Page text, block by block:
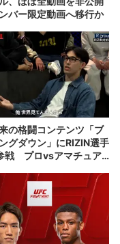
バー限定動画へ移行か
の格闘コンテンツ「ブ
グダウン」にRIZIN選手
戦 プロvsアマチュア